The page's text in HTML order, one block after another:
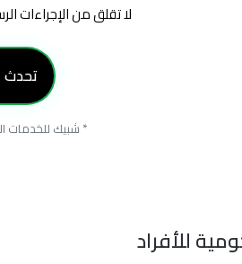
لا تقلق من الإجراءات
تحدث
* شبيك للخدمات
للأفراد